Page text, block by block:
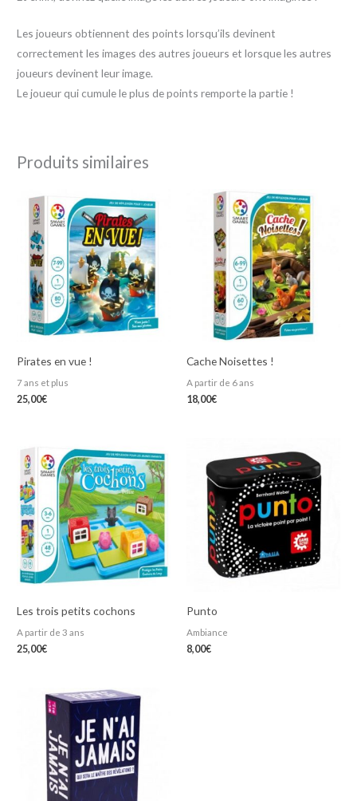
Les joueurs obtiennent des points lorsqu’ils devinent
correctement les images des autres joueurs et lorsque les autres
joueurs devinent leur image.
Le joueur qui cumule le plus de points remporte la partie !
Produits similaires
Pirates en vue !
7 ans et plus
25,00€
Cache Noisettes !
A partir de 6 ans
18,00€
Les trois petits cochons
A partir de 3 ans
25,00€
Punto
Ambiance
8,00€